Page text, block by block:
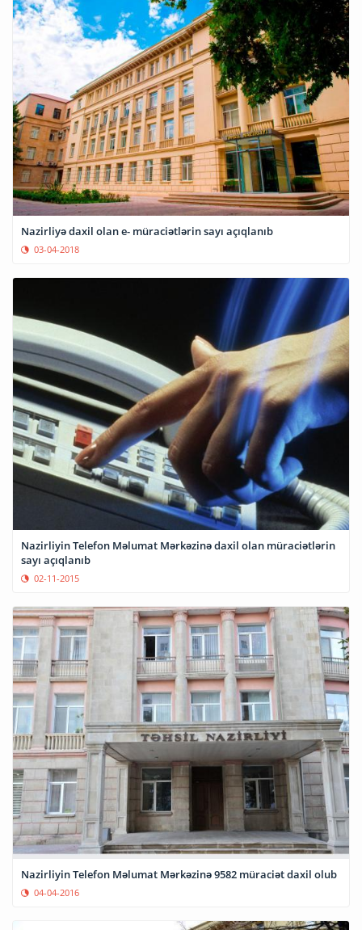
Nazirliyə daxil olan e- müraciətlərin sayı açıqlanıb
03-04-2018
Nazirliyin Telefon Məlumat Mərkəzinə daxil olan müraciətlərin
sayı açıqlanıb
02-11-2015
Nazirliyin Telefon Məlumat Mərkəzinə 9582 müraciət daxil olub
04-04-2016